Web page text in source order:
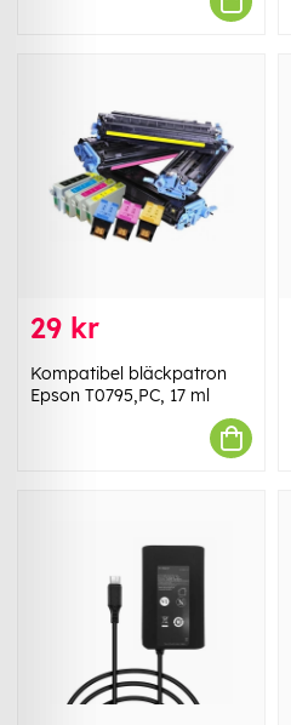
29 kr
Kompatibel bläckpatron
Epson T0795,PC, 17 ml